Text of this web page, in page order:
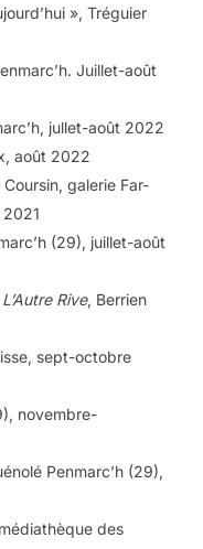
», Tréguier
Juillet-août
jullet-août 2022
août 2022
galerie Far-
2021
(29), juillet-août
L’Autre Rive, Berrien
sept-octobre
novembre-
Penmarc’h (29),
des